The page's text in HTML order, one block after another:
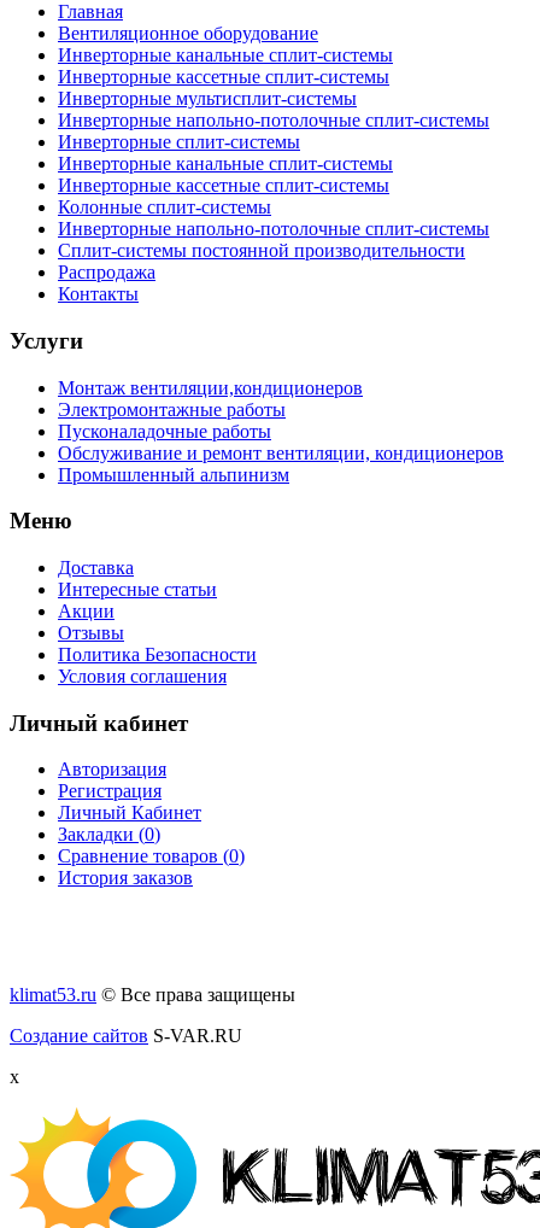
Главная
Вентиляционное оборудование
Инверторные канальные сплит-системы
Инверторные кассетные сплит-системы
Инверторные мультисплит-системы
Инверторные напольно-потолочные сплит-системы
Инверторные сплит-системы
Инверторные канальные сплит-системы
Инверторные кассетные сплит-системы
Колонные сплит-системы
Инверторные напольно-потолочные сплит-системы
Сплит-системы постоянной производительности
Распродажа
Контакты
Услуги
Монтаж вентиляции,кондиционеров
Электромонтажные работы
Пусконаладочные работы
Обслуживание и ремонт вентиляции, кондиционеров
Промышленный альпинизм
Меню
Доставка
Интересные статьи
Акции
Отзывы
Политика Безопасности
Условия соглашения
Личный кабинет
Авторизация
Регистрация
Личный Кабинет
Закладки (0)
Сравнение товаров (0)
История заказов
klimat53.ru © Все права защищены
Создание сайтов S-VAR.RU
x